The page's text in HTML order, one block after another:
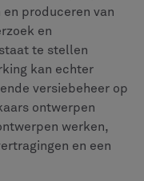
produceren van
en
te stellen
kan echter
versiebeheer op
ontwerpen
werken,
en een